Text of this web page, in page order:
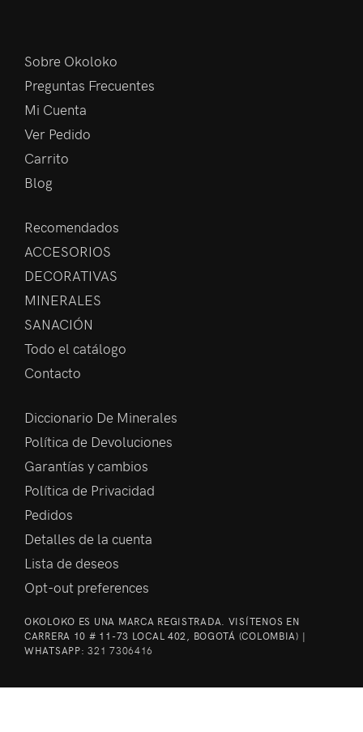
Sobre Okoloko
Preguntas Frecuentes
Mi Cuenta
Ver Pedido
Carrito
Blog
Recomendados
ACCESORIOS
DECORATIVAS
MINERALES
SANACIÓN
Todo el catálogo
Contacto
Diccionario De Minerales
Política de Devoluciones
Garantías y cambios
Política de Privacidad
Pedidos
Detalles de la cuenta
Lista de deseos
Opt-out preferences
OKOLOKO ES UNA MARCA REGISTRADA. VISÍTENOS EN
CARRERA 10 # 11-73 LOCAL 402, BOGOTÁ (COLOMBIA) |
WHATSAPP:321 7306416